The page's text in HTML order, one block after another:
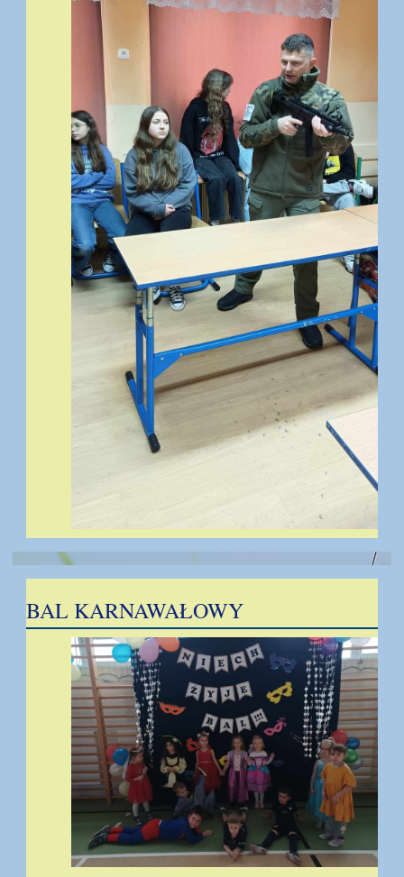
BAL KARNAWAŁOWY